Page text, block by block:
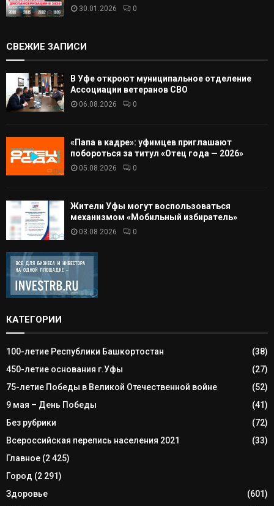
30.01.2026 0
СВЕЖИЕ ЗАПИСИ
В Уфе откроют муниципальное отделение
Ассоциации ветеранов СВО
06.08.2026 0
«Папа в кадре»: уфимцев приглашают
побороться за титул «Отец года — 2026»
05.08.2026 0
Жители Уфы могут воспользоваться
механизмом «Мобильный избиратель»
03.08.2026 0
КАТЕГОРИИ
100-летие Республики Башкортостан
(38)
450-летие основания г.Уфы
(27)
75-летие Победы в Великой Отечественной войне
(52)
9 мая – День Победы
(41)
Без рубрики
(72)
Всероссийская перепись населения 2021
(33)
Главное (2 425)
Город (2 291)
Здоровье
(601)